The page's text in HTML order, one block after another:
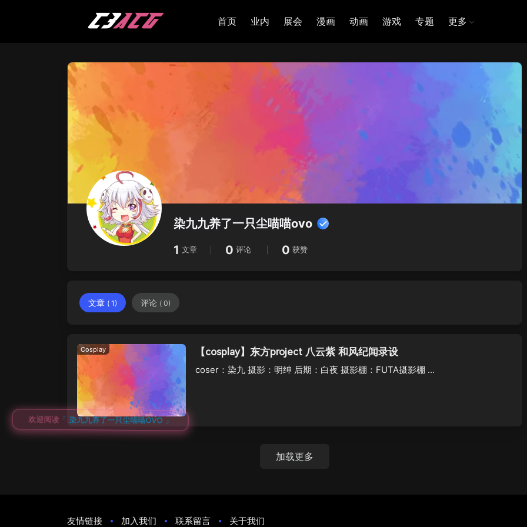
首页 业内 展会 漫画 动画 游戏 专题 更多
染九九养了一只尘喵喵ovo
1 文章 0 评论 0 获赞
文章 ( 1) 评论 ( 0)
Cosplay 【cosplay】东方project 八云紫 和风纪闻录设
coser：染九 摄影：明绅 后期：白夜 摄影棚：FUTA摄影棚 ...
加载更多
友情链接 加入我们 联系留言 关于我们
欢迎阅读 「 染九九养了一只尘喵喵OVO 」